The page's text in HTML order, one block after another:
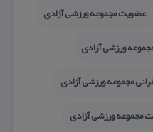
عضویت مجموعه ورزشی آزادی
ورزشی آزادی
مجموعه ورزشی آزادی
مجموعه ورزشی آزادی